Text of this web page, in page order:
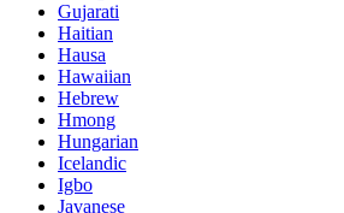
Gujarati
Haitian
Hausa
Hawaiian
Hebrew
Hmong
Hungarian
Icelandic
Igbo
Javanese